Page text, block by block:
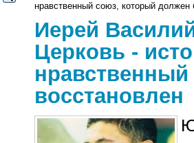
нравственный союз, который должен
Иерей
Церковь -
восстановлен